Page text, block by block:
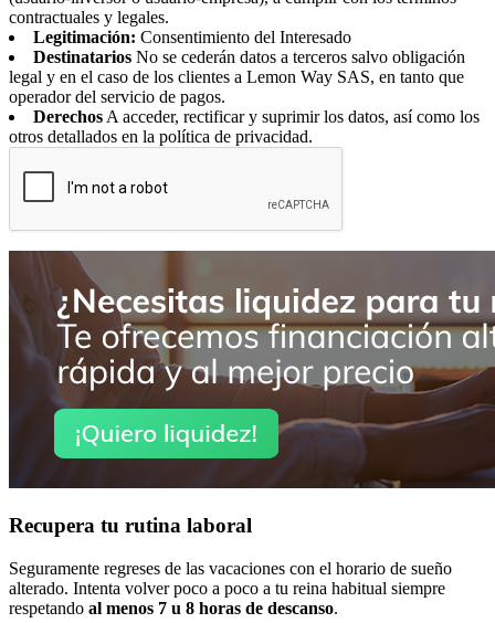
contractuales y legales.
Legitimación: Consentimiento del Interesado
Destinatarios No se cederán datos a terceros salvo obligación
legal y en el caso de los clientes a Lemon Way SAS, en tanto que
operador del servicio de pagos.
Derechos A acceder, rectificar y suprimir los datos, así como los
otros detallados en la política de privacidad.
Recupera tu rutina laboral
Seguramente regreses de las vacaciones con el horario de sueño
alterado. Intenta volver poco a poco a tu reina habitual siempre
respetando al menos 7 u 8 horas de descanso.